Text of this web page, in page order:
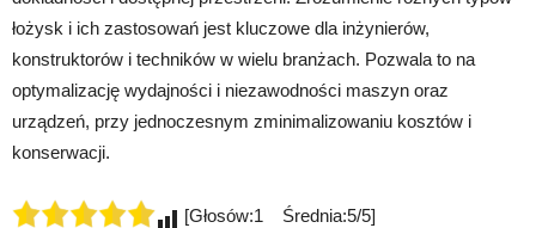
łożysk i ich zastosowań jest kluczowe dla inżynierów,
konstruktorów i techników w wielu branżach. Pozwala to na
optymalizację wydajności i niezawodności maszyn oraz
urządzeń, przy jednoczesnym zminimalizowaniu kosztów i
konserwacji.
[Głosów:1 Średnia:5/5]